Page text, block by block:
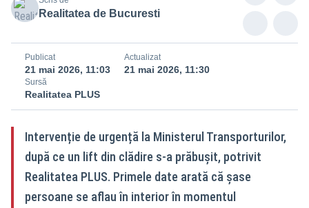
Realitatea de Bucuresti
Publicat
21 mai 2026, 11:03
Actualizat
21 mai 2026, 11:30
Sursă
Realitatea PLUS
Intervenție de urgență la Ministerul Transporturilor,
după ce un lift din clădire s-a prăbușit, potrivit
Realitatea PLUS. Primele date arată că șase
persoane se aflau în interior în momentul